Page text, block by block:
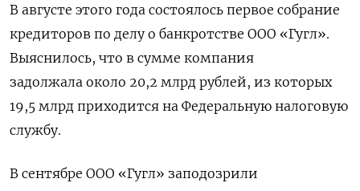
В августе этого года состоялось первое собрание
кредиторов по делу о банкротстве ООО «Гугл».
Выяснилось, что в сумме компания
задолжала около 20,2 млрд рублей, из которых
19,5 млрд приходится на Федеральную налоговую
службу.
В сентябре ООО «Гугл» заподозрили